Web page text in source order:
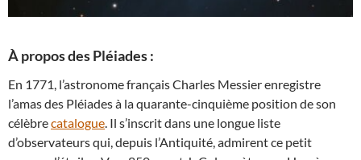
À propos des Pléiades :
En 1771, l’astronome français Charles Messier enregistre
l’amas des Pléiades à la quarante-cinquième position de son
célèbrecatalogue . Il s’inscrit dans une longue liste
d’observateurs qui, depuis l’Antiquité, admirent ce petit